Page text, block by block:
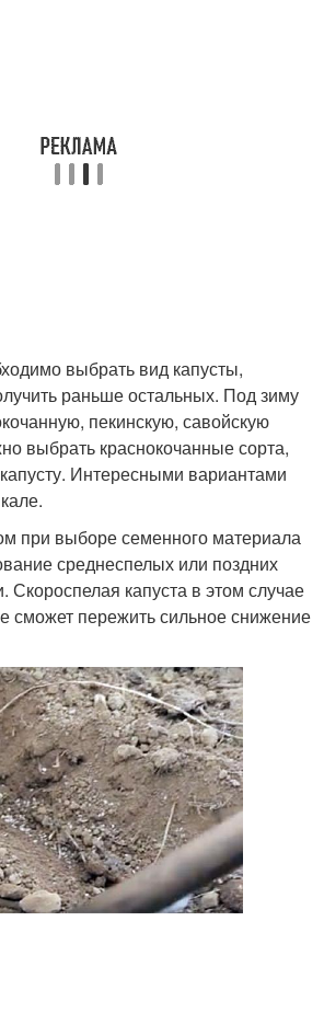
выбрать вид капусты,
раньше остальных. Под зиму
пекинскую, савойскую
выбрать краснокочанные сорта,
Интересными вариантами
при выборе семенного материала
среднеспелых или поздних
Скороспелая капуста в этом случае
сможет пережить сильное снижение